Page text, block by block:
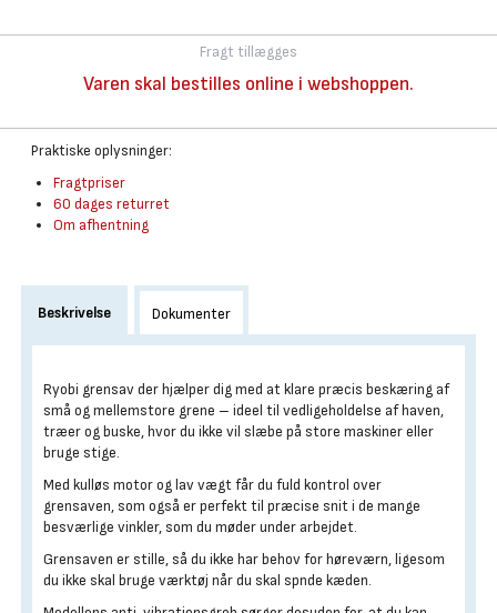
Fragt tillægges
Varen skal bestilles online i webshoppen.
Praktiske oplysninger:
Fragtpriser
60 dages returret
Om afhentning
Beskrivelse Dokumenter
Ryobi grensav der hjælper dig med at klare præcis beskæring af
små og mellemstore grene – ideel til vedligeholdelse af haven,
træer og buske, hvor du ikke vil slæbe på store maskiner eller
bruge stige.
Med kulløs motor og lav vægt får du fuld kontrol over
grensaven, som også er perfekt til præcise snit i de mange
besværlige vinkler, som du møder under arbejdet.
Grensaven er stille, så du ikke har behov for høreværn, ligesom
du ikke skal bruge værktøj når du skal spnde kæden.